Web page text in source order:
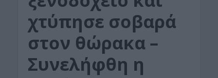
χτύπησε σοβαρά
στον θώρακα –
Συνελήφθη η